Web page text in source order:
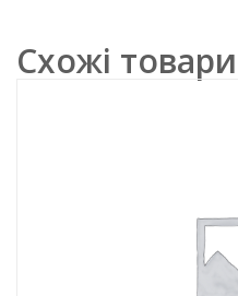
Схожі товари